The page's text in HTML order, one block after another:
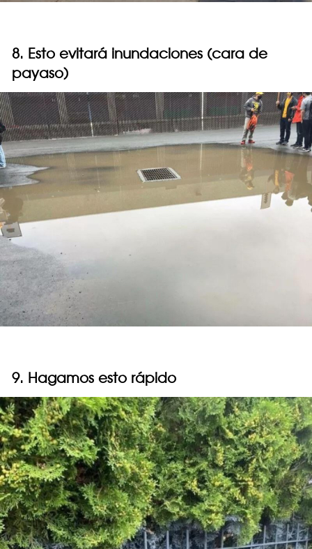
8. Esto evitará inundaciones (cara de
payaso)
9. Hagamos esto rápido